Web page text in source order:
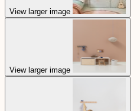
View larger image
View larger image